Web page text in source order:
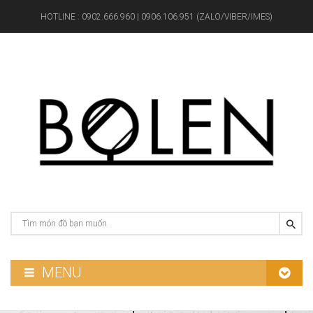
HOTLINE : 0902.666.960 | 0906.106.951 (ZALO/VIBER/IMES)
MENU